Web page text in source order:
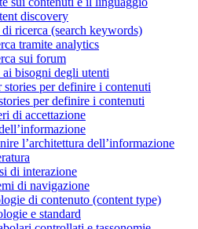
discovery
ricerca (search keywords)
tramite analytics
sui forum
bisogni degli utenti
stories per definire i contenuti
per definire i contenuti
di accettazione
l’architettura dell’informazione
di interazione
di navigazione
di contenuto (content type)
e standard